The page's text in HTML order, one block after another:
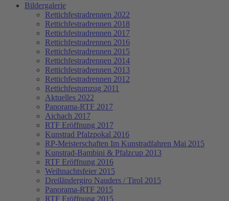
Bildergalerie
Rettichfestradrennen 2022
Rettichfestradrennen 2018
Rettichfestradrennen 2017
Rettichfestradrennen 2016
Rettichfestradrennen 2015
Rettichfestradrennen 2014
Rettichfestradrennen 2013
Rettichfestradrennen 2012
Rettichfestumzug 2011
Aktuelles 2022
Panorama-RTF 2017
Aichach 2017
RTF Eröffnung 2017
Kunstrad Pfalzpokal 2016
RP-Meisterschaften Im Kunstradfahren Mai 2015
Kunstrad-Bambini & Pfalzcup 2013
RTF Eröffnung 2016
Weihnachtsfeier 2015
Dreiländergiro Nauders / Tirol 2015
Panorama-RTF 2015
RTF Eröffnung 2015